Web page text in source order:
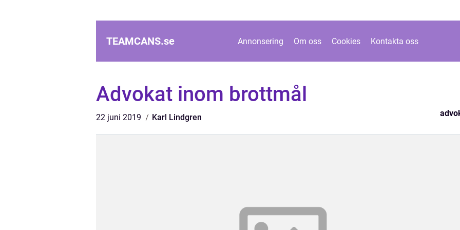
TEAMCANS.se Annonsering Om oss Cookies Kontakta oss
Advokat inom brottmål
22 juni 2019 Karl Lindgren